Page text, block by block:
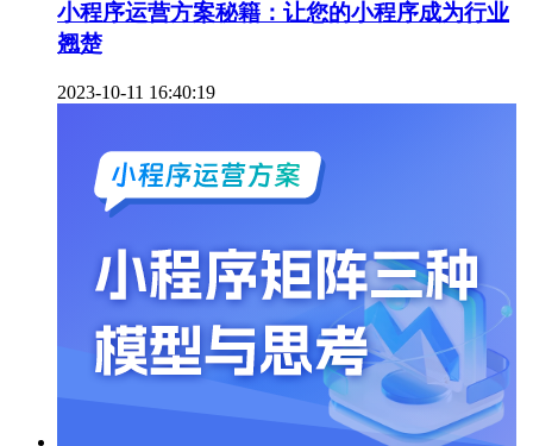
小程序运营方案秘籍：让您的小程序成为行业
翘楚
2023-10-11 16:40:19